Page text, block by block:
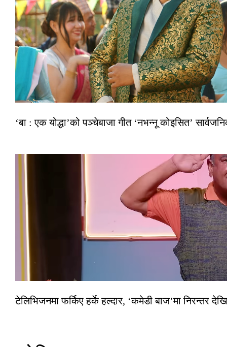
‘बा : एक योद्धा’को पञ्चेबाजा गीत ‘नभन्नू कोइसित’
टेलिभिजनमा फर्किए हर्के हल्दार, ‘कमेडी बाज’मा निरन्तर